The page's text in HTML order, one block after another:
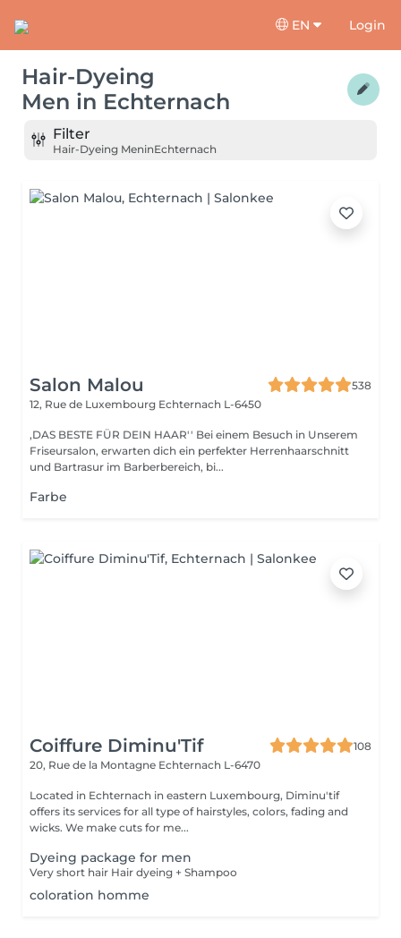
EN Login
Hair-Dyeing
Men in Echternach
Filter
Hair-Dyeing MeninEchternach
Salon Malou
538
12, Rue de Luxembourg Echternach L-6450
,DAS BESTE FÜR DEIN HAAR'' Bei einem Besuch in Unserem
Friseursalon, erwarten dich ein perfekter Herrenhaarschnitt
und Bartrasur im Barberbereich, bi...
Farbe
Coiffure Diminu'Tif
108
20, Rue de la Montagne Echternach L-6470
Located in Echternach in eastern Luxembourg, Diminu'tif
offers its services for all type of hairstyles, colors, fading and
wicks. We make cuts for me...
Dyeing package for men
Very short hair Hair dyeing + Shampoo
coloration homme